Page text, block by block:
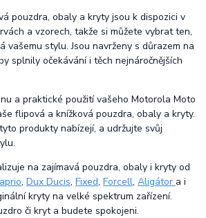
pouzdra, obaly a kryty jsou k dispozici v
a vzorech, takže si můžete vybrat ten,
vašemu stylu. Jsou navrženy s důrazem na
splnily očekávání i těch nejnáročnějších
a praktické použití vašeho Motorola Moto
flipová a knížková pouzdra, obaly a kryty.
produkty nabízejí, a udržujte svůj
na zajímavá pouzdra, obaly i kryty od
,Dux Ducis,Fixed,Forcell,Aligátor a i
kryty na velké spektrum zařízení.
či kryt a budete spokojeni.